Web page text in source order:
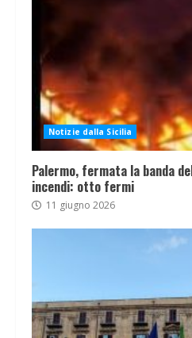
Notizie dalla Sicilia
Palermo, fermata la banda
incendi: otto fermi
11 giugno 2026